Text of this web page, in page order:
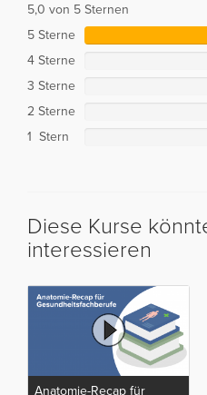
5,0 von 5 Sternen
5 Sterne
4 Sterne
3 Sterne
2 Sterne
1 Stern
Diese Kurse
interessieren
Anatomie-Recap für